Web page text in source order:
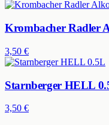
Krombacher Radler
3,50 €
Starnberger HELL
3,50 €